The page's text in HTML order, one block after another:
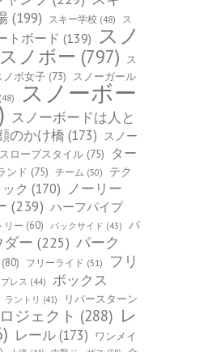
(199) スキー学校 (48)
ス
トボード (139) スノ
スノボー (797)
ス
ノボ女子 (73)
スノーガール
(48) スノーボー
スノーボードは人と
のかけ橋 (173) スノー
スロープスタイル (75)
ター
ンド (75) チーム (50)
テク
ック (170) ノーリー
(239) ハーフパイプ
リー (60) バックサイド (43)
バ
ダー (225) パーク
(80) フリーライド (51)
フリ
プレス (44)
ボックス
ラントリ (41)
リバースターン
ジェクト (288) レ
レール(173) ワンメイ